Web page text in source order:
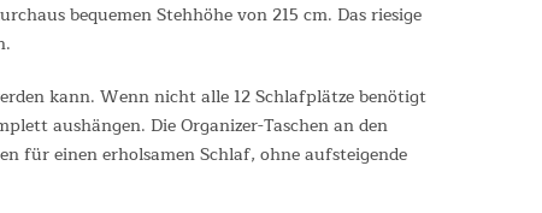
bequemen Stehhöhe von 215 cm. Das riesige
kann. Wenn nicht alle 12 Schlafplätze benötigt
aushängen. Die Organizer-Taschen an den
für einen erholsamen Schlaf, ohne aufsteigende